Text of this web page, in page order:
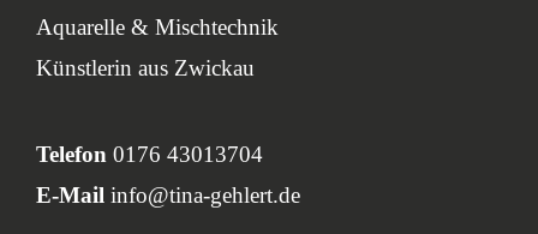
Aquarelle & Mischtechnik
Künstlerin aus Zwickau
Telefon 0176 43013704
E-Mail info@tina-gehlert.de